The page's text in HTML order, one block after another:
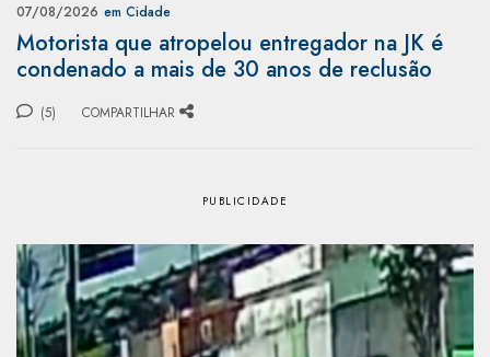
07/08/2026 em Cidade
Motorista que atropelou entregador na JK é
condenado a mais de 30 anos de reclusão
(5) COMPARTILHAR